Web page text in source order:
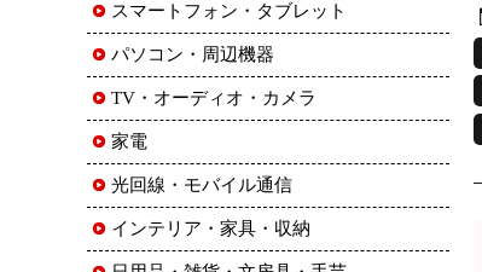
スマートフォン・タブレット
パソコン・周辺機器
TV・オーディオ・カメラ
家電
光回線・モバイル通信
インテリア・家具・収納